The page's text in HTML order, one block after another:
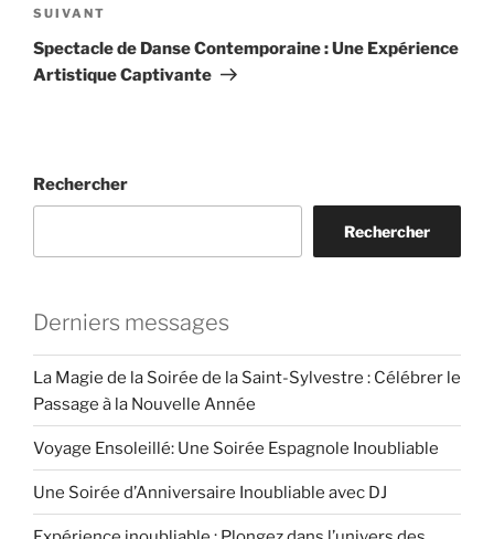
Article
suivant
SUIVANT
Spectacle de Danse Contemporaine : Une Expérience
Artistique Captivante
Rechercher
Rechercher
Derniers messages
La Magie de la Soirée de la Saint-Sylvestre : Célébrer le
Passage à la Nouvelle Année
Voyage Ensoleillé: Une Soirée Espagnole Inoubliable
Une Soirée d’Anniversaire Inoubliable avec DJ